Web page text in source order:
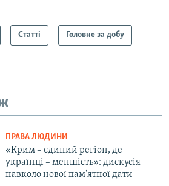
Статті Головне за добу
ПРАВА ЛЮДИНИ
«Крим – єдиний регіон, де
українці – меншість»: дискусія
навколо нової пам'ятної дати